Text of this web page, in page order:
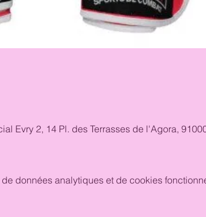
Evry 2, 14 Pl. des Terrasses de l'Agora,
données analytiques et de cookies